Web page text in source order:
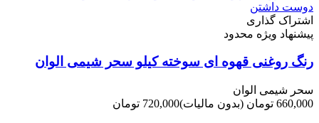
دوست داشتن
اشتراک گذاری
پیشنهاد ویژه محدود
رنگ روغنی قهوه ای سوخته کیلو سحر شیمی الوان
سحر شیمی الوان
660,000 تومان
(بدون مالیات)720,000 تومان